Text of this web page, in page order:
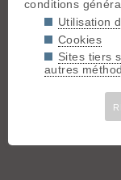
Connectez-vous
conditions
Utilisation
Cookies
Sites tiers
autres